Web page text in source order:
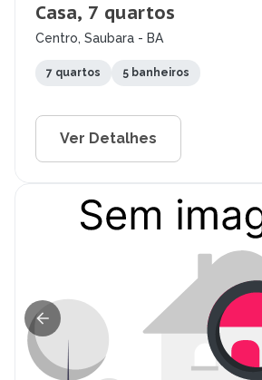
Casa, 7 quartos
Centro, Saubara - BA
7 quartos 5 banheiros
Ver Detalhes